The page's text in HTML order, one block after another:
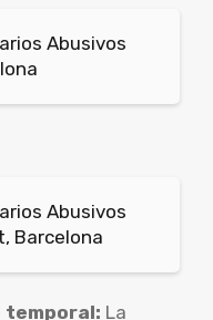
Abusivos
Abusivos
Barcelona
La